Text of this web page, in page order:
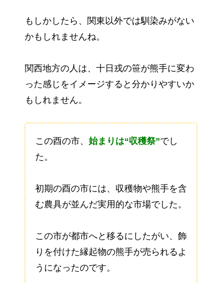
もしかしたら、関東以外では馴染みがない
かもしれませんね。
関西地方の人は、十日戎の笹が熊手に変わ
った感じをイメージすると分かりやすいか
もしれません。
この酉の市、 始まりは“収穫祭”でし
た。
初期の酉の市には、収穫物や熊手を含
む農具が並んだ実用的な市場でした。
この市が都市へと移るにしたがい、飾
りを付けた縁起物の熊手が売られるよ
うになったのです。